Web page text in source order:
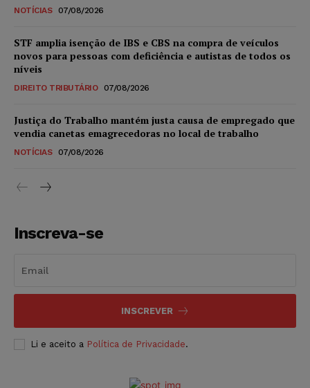
NOTÍCIAS 07/08/2026
STF amplia isenção de IBS e CBS na compra de veículos
novos para pessoas com deficiência e autistas de todos os
níveis
DIREITO TRIBUTÁRIO 07/08/2026
Justiça do Trabalho mantém justa causa de empregado que
vendia canetas emagrecedoras no local de trabalho
NOTÍCIAS 07/08/2026
Inscreva-se
INSCREVER
Li e aceito a Política de Privacidade.